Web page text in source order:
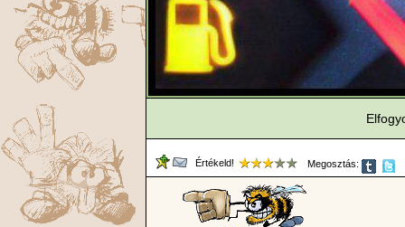
Értékeld! Megosztás: